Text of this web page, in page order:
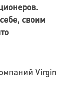
своим
Virgin